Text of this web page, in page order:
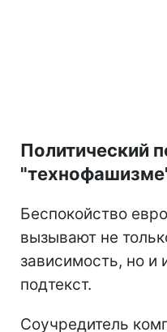
Политический
Беспокойство
вызывают не
зависимость, но и
подтекст.
Соучредитель